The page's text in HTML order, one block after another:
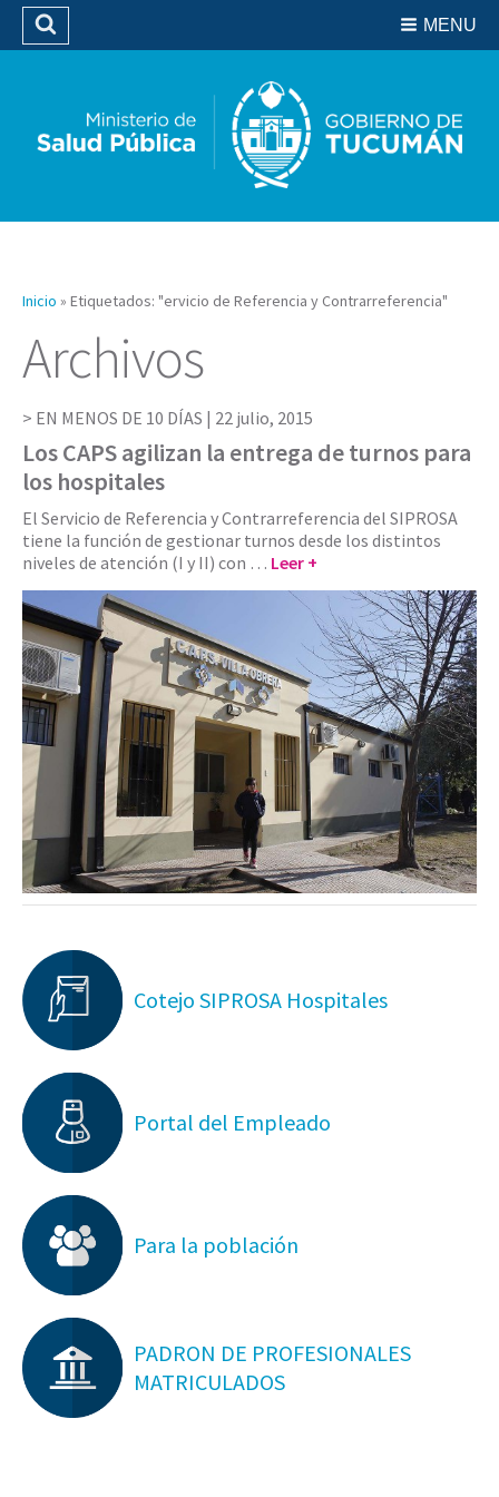
Biblioteca
MENU
Buscar
Inicio » Etiquetados: "ervicio de Referencia y Contrarreferencia"
Archivos
EN MENOS DE 10 DÍAS | 22 julio, 2015
Los CAPS agilizan la entrega de turnos para
los hospitales
El Servicio de Referencia y Contrarreferencia del SIPROSA
tiene la función de gestionar turnos desde los distintos
niveles de atención (I y II) con … Leer +
Cotejo SIPROSA Hospitales
Portal del Empleado
Para la población
PADRON DE PROFESIONALES
MATRICULADOS